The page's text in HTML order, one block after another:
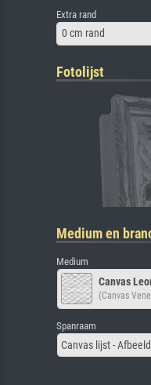
Extra rand
0 cm rand
Fotolijst
Medium en
Medium
Canvas
(Canvas
Spanraam